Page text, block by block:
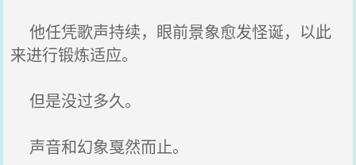
他任凭歌声持续，眼前景象愈发怪诞，以此
来进行锻炼适应。
但是没过多久。
声音和幻象戛然而止。